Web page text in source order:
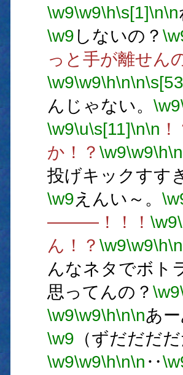
\w9\w9\h\s[1]\n\n
\w9 しないの？
っと手が離せん
\w9\w9\h\n\n
んじゃない。 \w9
\w9\u\s[11]\n\n
か！？ \w9\w9\h\n
投げキックすす
\w9えんい～。
―――！！！ \w9
ん！？ \w9\w9\h\n
んなネタでボト
思ってんの？ \w9
\w9\w9\h\n\nあ
\w9 （ずだだだ
\w9\w9\h\n\n ‥